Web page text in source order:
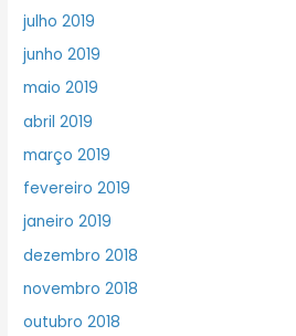
julho 2019
junho 2019
maio 2019
abril 2019
março 2019
fevereiro 2019
janeiro 2019
dezembro 2018
novembro 2018
outubro 2018